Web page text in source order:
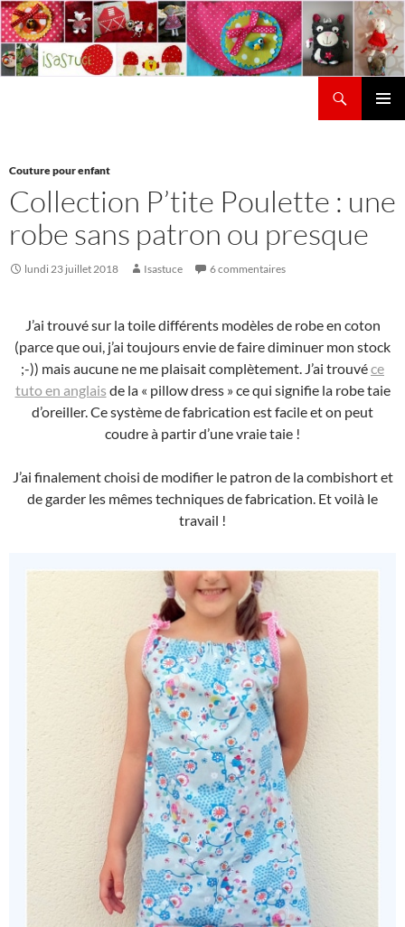
Aller
au
contenu
Couture pour enfant
Collection P’tite Poulette : une
robe sans patron ou presque
lundi 23 juillet 2018 Isastuce 6 commentaires
J’ai trouvé sur la toile différents modèles de robe en coton
(parce que oui, j’ai toujours envie de faire diminuer mon stock
;-)) mais aucune ne me plaisait complètement. J’ai trouvéce
tuto en anglais de la « pillow dress » ce qui signifie la robe taie
d’oreiller. Ce système de fabrication est facile et on peut
coudre à partir d’une vraie taie !
J’ai finalement choisi de modifier le patron de la combishort et
de garder les mêmes techniques de fabrication. Et voilà le
travail !